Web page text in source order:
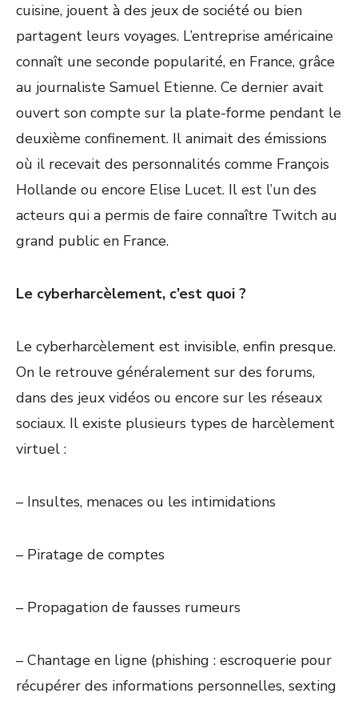
cuisine, jouent à des jeux de société ou bien
partagent leurs voyages. L’entreprise américaine
connaît une seconde popularité, en France, grâce
au journaliste Samuel Etienne. Ce dernier avait
ouvert son compte sur la plate-forme pendant le
deuxième confinement. Il animait des émissions
où il recevait des personnalités comme François
Hollande ou encore Elise Lucet. Il est l’un des
acteurs qui a permis de faire connaître Twitch au
grand public en France.
Le cyberharcèlement, c’est quoi ?
Le cyberharcèlement est invisible, enfin presque.
On le retrouve généralement sur des forums,
dans des jeux vidéos ou encore sur les réseaux
sociaux. Il existe plusieurs types de harcèlement
virtuel :
– Insultes, menaces ou les intimidations
– Piratage de comptes
– Propagation de fausses rumeurs
– Chantage en ligne (phishing : escroquerie pour
récupérer des informations personnelles, sexting